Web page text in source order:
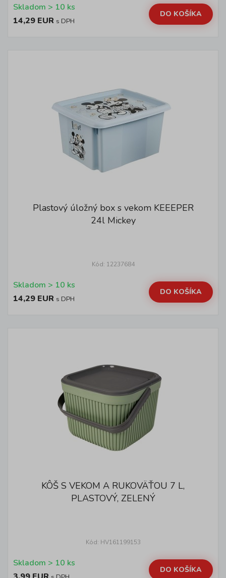
Skladom > 10 ks
14,29 EUR s DPH
DO KOŠÍKA
Plastový úložný box s vekom KEEEPER
24l Mickey
Kód: 12237684
Skladom > 10 ks
14,29 EUR s DPH
DO KOŠÍKA
KÔŠ S VEKOM A RUKOVÄŤOU 7 L,
PLASTOVÝ, ZELENÝ
Kód: HV161199153
Skladom > 10 ks
DO KOŠÍKA